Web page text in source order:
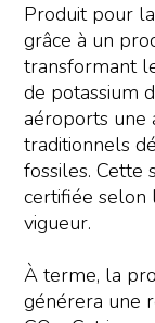
Produit pour
grâce à un
transformant
de potassium d
aéroports une
traditionnels
fossiles. Cette
certifiée selon
vigueur.
À terme, la
générera une